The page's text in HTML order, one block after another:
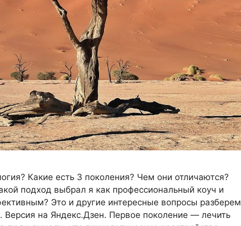
Какие есть 3 поколения? Чем они отличаются?
подход выбрал я как профессиональный коуч и
Это и другие интересные вопросы разберем
Версия на Яндекс.Дзен. Первое поколение — лечить